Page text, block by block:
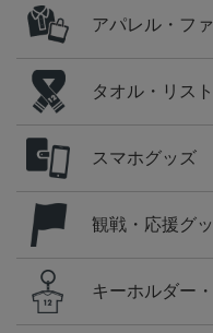
アパレル・フ
タオル・リス
スマホグッズ
観戦・応援グ
キーホルダー